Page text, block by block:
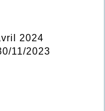
2024
11/2023